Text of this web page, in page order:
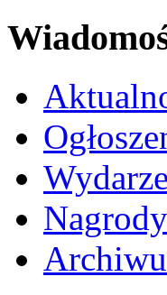
Nagrody